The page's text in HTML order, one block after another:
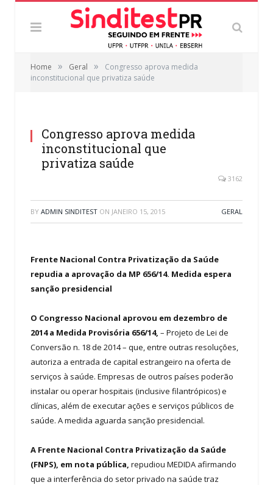
Home » Geral »
Congresso aprova medida
inconstitucional que privatiza saúde
Congresso aprova medida
inconstitucional que
privatiza saúde
3162
BY ADMIN SINDITEST ON JANEIRO 15, 2015 GERAL
Frente Nacional Contra Privatização da Saúde
repudia a aprovação da MP 656/14. Medida espera
sanção presidencial
O Congresso Nacional aprovou em dezembro de
2014 a Medida Provisória 656/14, – Projeto de Lei de
Conversão n. 18 de 2014 – que, entre outras resoluções,
autoriza a entrada de capital estrangeiro na oferta de
serviços à saúde. Empresas de outros países poderão
instalar ou operar hospitais (inclusive filantrópicos) e
clínicas, além de executar ações e serviços públicos de
saúde. A medida aguarda sanção presidencial.
A Frente Nacional Contra Privatização da Saúde
(FNPS), em nota pública, repudiou MEDIDA afirmando
que a interferência do setor privado na saúde traz